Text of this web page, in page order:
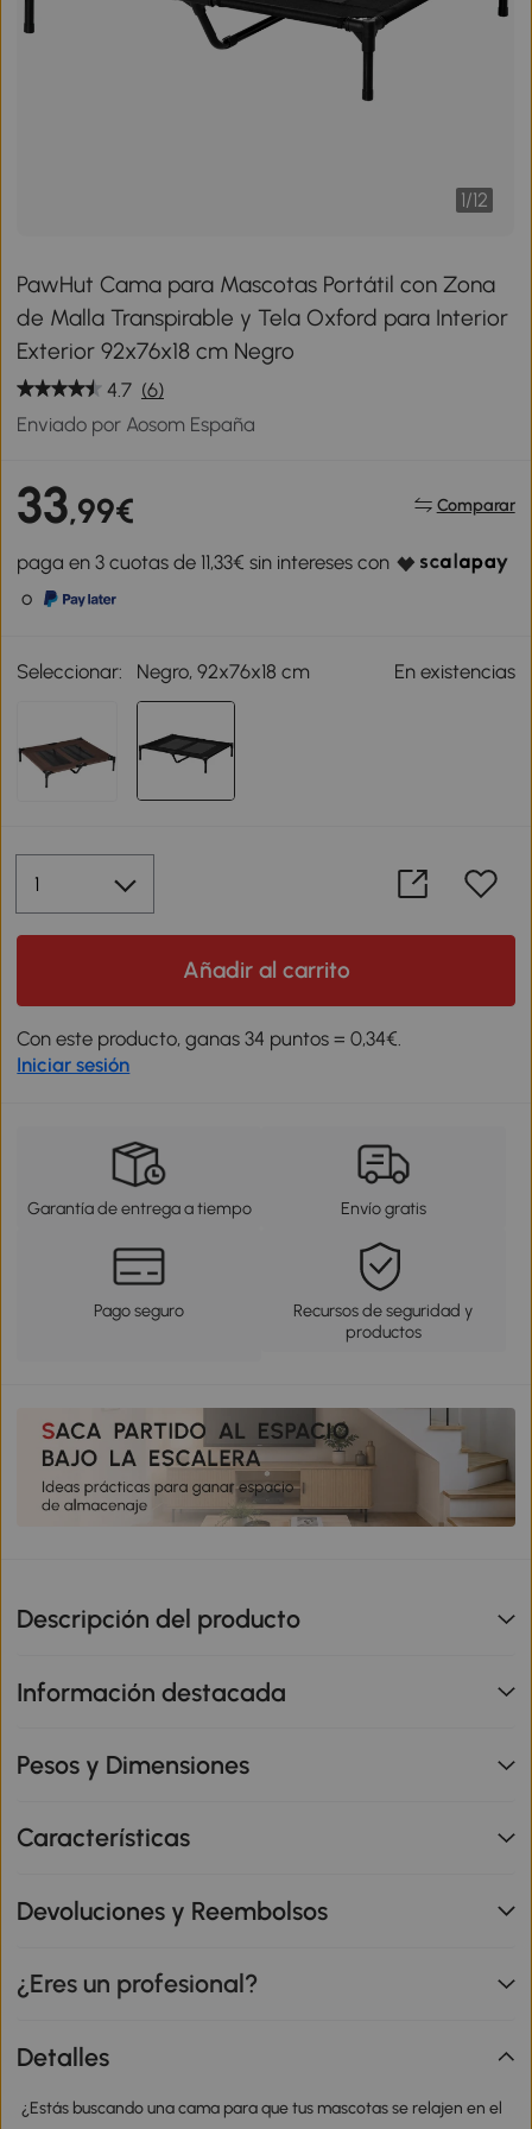
1/12
PawHut Cama para Mascotas Portátil con Zona
de Malla Transpirable y Tela Oxford para Interior
Exterior 92x76x18 cm Negro
4.7 (6)
Enviado por Aosom España
33,99€ Comparar
paga en 3 cuotas de 11,33€ sin intereses con
o
Seleccionar: Negro, 92x76x18 cm En existencias
Añadir al carrito
Con este producto, ganas 34 puntos = 0,34€.
Iniciar sesión
Garantía de entrega a tiempo Envío gratis
Pago seguro
Recursos de seguridad y
productos
Descripción del producto
Información destacada
Pesos y Dimensiones
Características
Devoluciones y Reembolsos
¿Eres un profesional?
Detalles
¿Estás buscando una cama para que tus mascotas se relajen en el